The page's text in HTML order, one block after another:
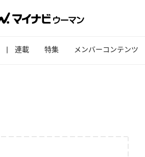
連載 特集 メンバーコンテンツ